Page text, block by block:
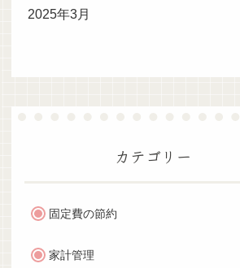
2025年3月
カテゴリー
固定費の節約
家計管理